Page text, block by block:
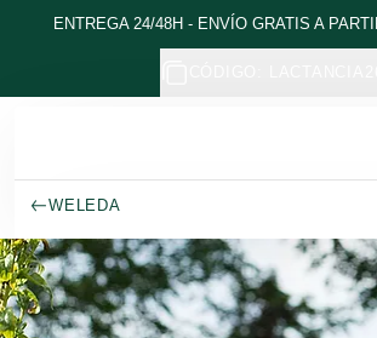
Ir al contenido principal
ENTREGA 24/48H - ENVÍO GRATIS A
WELEDA